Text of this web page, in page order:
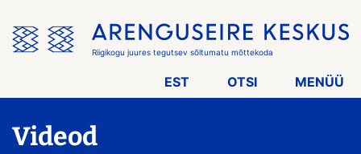
menüü
vahele
Riigikogu juures tegutsev sõltumatu mõttekoda
EST OTSI MENÜÜ
Videod